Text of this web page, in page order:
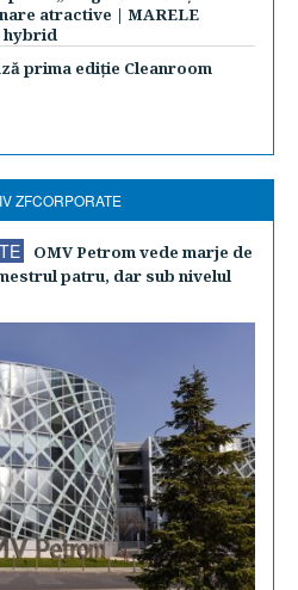
atractive | MARELE
hybrid
prima ediție Cleanroom
ZFCORPORATE
OMV Petrom vede marje de
patru, dar sub nivelul